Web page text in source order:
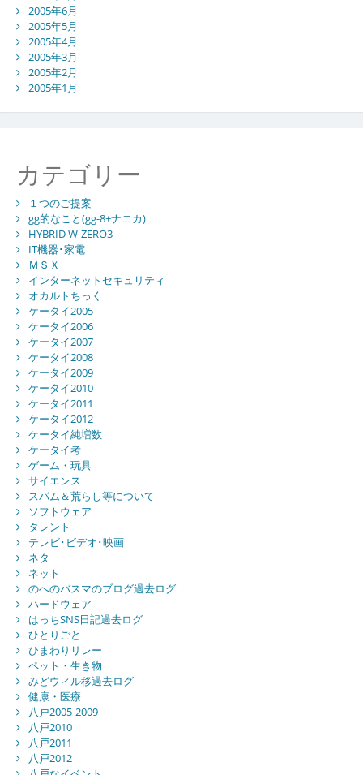
2005年6月
2005年5月
2005年4月
2005年3月
2005年2月
2005年1月
カテゴリー
１つのご提案
gg的なこと(gg-8+ナニカ)
HYBRID W-ZERO3
IT機器･家電
ＭＳＸ
インターネットセキュリティ
オカルトちっく
ケータイ2005
ケータイ2006
ケータイ2007
ケータイ2008
ケータイ2009
ケータイ2010
ケータイ2011
ケータイ2012
ケータイ純増数
ケータイ考
ゲーム・玩具
サイエンス
スパム＆荒らし等について
ソフトウェア
タレント
テレビ･ビデオ･映画
ネタ
ネット
のへのバスマのブログ過去ログ
ハードウェア
はっちSNS日記過去ログ
ひとりごと
ひまわりリレー
ペット・生き物
みどウィル移過去ログ
健康・医療
八戸2005-2009
八戸2010
八戸2011
八戸2012